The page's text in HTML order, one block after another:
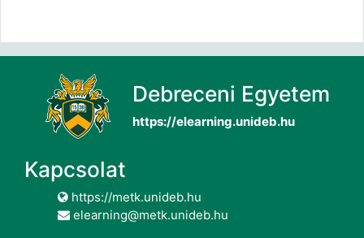
Debreceni Egyetem
https://elearning.unideb.hu
Kapcsolat
https://metk.unideb.hu
elearning@metk.unideb.hu